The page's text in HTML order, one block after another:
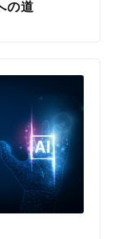
の道